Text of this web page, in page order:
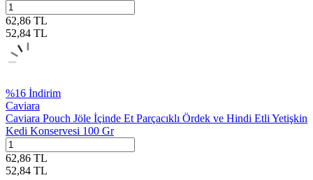
62,86 TL
52,84 TL
%16 İndirim
Caviara
Caviara Pouch Jöle İçinde Et Parçacıklı Ördek ve Hindi Etli Yetişkin
Kedi Konservesi 100 Gr
62,86 TL
52,84 TL